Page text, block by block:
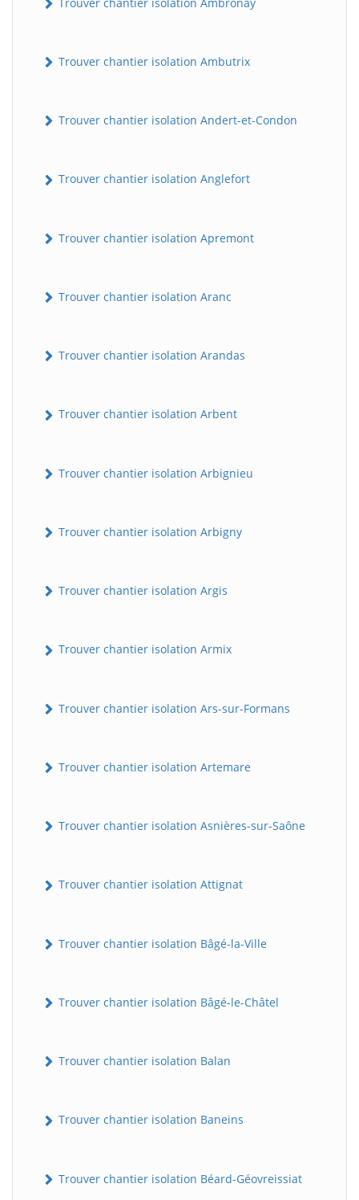
Trouver chantier isolation Ambutrix
Trouver chantier isolation Andert-et-Condon
Trouver chantier isolation Anglefort
Trouver chantier isolation Apremont
Trouver chantier isolation Aranc
Trouver chantier isolation Arandas
Trouver chantier isolation Arbent
Trouver chantier isolation Arbignieu
Trouver chantier isolation Arbigny
Trouver chantier isolation Argis
Trouver chantier isolation Armix
Trouver chantier isolation Ars-sur-Formans
Trouver chantier isolation Artemare
Trouver chantier isolation Asnières-sur-Saône
Trouver chantier isolation Attignat
Trouver chantier isolation Bâgé-la-Ville
Trouver chantier isolation Bâgé-le-Châtel
Trouver chantier isolation Balan
Trouver chantier isolation Baneins
Trouver chantier isolation Béard-Géovreissiat